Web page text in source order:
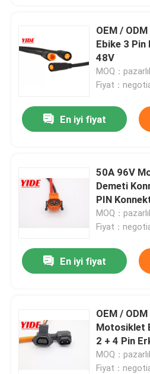
Ev
OEM /
Ebike 3
48V
MOQ：
Fiyat：
En iyi fiyat
50A 96V
Demeti
PIN
MOQ：
Fiyat：
En iyi fiyat
OEM /
Motosiklet
2 + 4 Pin
MOQ：
Fiyat：